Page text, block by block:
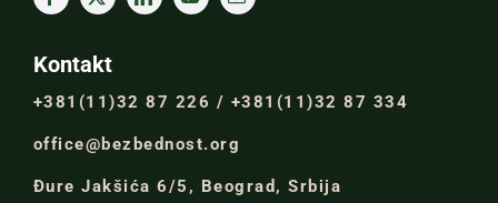
Kontakt
+381(11)32 87 226 / +381(11)32 87 334
office@bezbednost.org
Đure Jakšića 6/5, Beograd, Srbija